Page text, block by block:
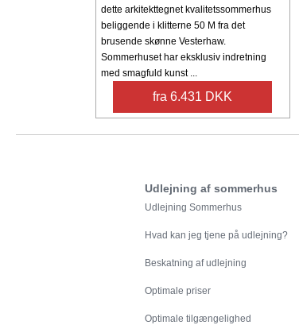
dette arkitekttegnet kvalitetssommerhus
beliggende i klitterne 50 M fra det
brusende skønne Vesterhaw.
Sommerhuset har eksklusiv indretning
med smagfuld kunst ...
fra 6.431 DKK
Udlejning af sommerhus
Udlejning Sommerhus
Hvad kan jeg tjene på udlejning?
Beskatning af udlejning
Optimale priser
Optimale tilgængelighed